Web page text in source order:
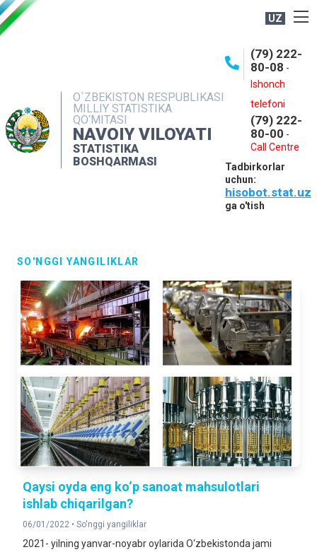
UZ
O`ZBEKISTON RESPUBLIKASI
MILLIY STATISTIKA
QO‘MITASI
NAVOIY VILOYATI
STATISTIKA
BOSHQARMASI
(79) 222-
80-08 -
Ishonch
telefoni
(79) 222-
80-00 -
Call Centre
Tadbirkorlar
uchun:
hisobot.stat.uz
ga o'tish
OCHIQ MA'LUMOTLAR
INTERAKTIV XIZMATLAR
MUROJAATLAR
SO'NGGI YANGILIKLAR
Qaysi oyda eng ko‘p sanoat mahsulotlari
ishlab chiqarilgan?
06/01/2022 • So'nggi yangiliklar
2021- yilning yanvar-noyabr oylarida O‘zbekistonda jami